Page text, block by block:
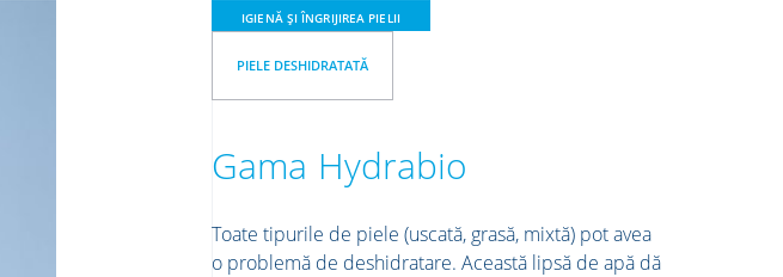
IGIENĂ ȘI ÎNGRIJIREA PIELII
PIELE DESHIDRATATĂ
Gama Hydrabio
Toate tipurile de piele (uscată, grasă, mixtă) pot avea
o problemă de deshidratare. Această lipsă de apă dă